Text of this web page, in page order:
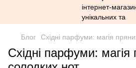
Блог Східні парфуми: магія
Східні парфуми: магія